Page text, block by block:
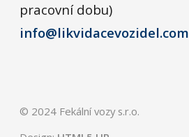
pracovní dobu)
info@likvidacevozidel.com
© 2024 Fekální vozy s.r.o.